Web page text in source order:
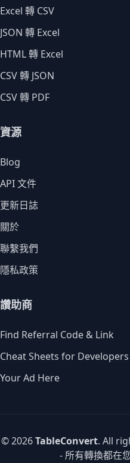
Excel 轉 CSV
JSON 轉 Excel
HTML 轉 Excel
CSV 轉 JSON
CSV 轉 PDF
資源
Blog
API 文件
更新日誌
關於
聯繫我們
隱私政策
讚助商
Find Referral Code & Link
Cheat Sheets for Developers
Your Ad Here
© 2026TableConvert. All
- 所有轉換都在